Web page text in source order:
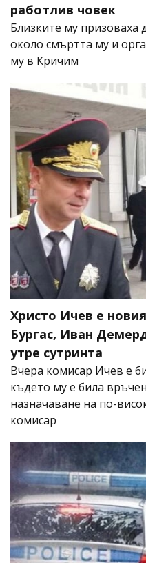
работлив човек
Близките му призоваха
около смъртта му и
му в Кричим
Христо Ичев е
Бургас, Иван
утре сутринта
Вчера комисар Ичев е
където му е била
назначаване на по-
комисар